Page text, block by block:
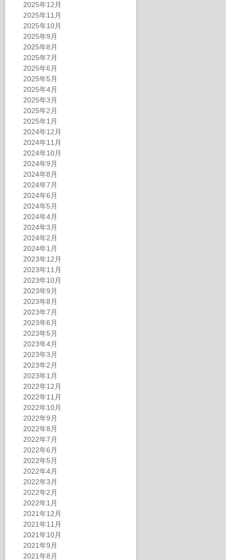
2025年12月
2025年11月
2025年10月
2025年9月
2025年8月
2025年7月
2025年6月
2025年5月
2025年4月
2025年3月
2025年2月
2025年1月
2024年12月
2024年11月
2024年10月
2024年9月
2024年8月
2024年7月
2024年6月
2024年5月
2024年4月
2024年3月
2024年2月
2024年1月
2023年12月
2023年11月
2023年10月
2023年9月
2023年8月
2023年7月
2023年6月
2023年5月
2023年4月
2023年3月
2023年2月
2023年1月
2022年12月
2022年11月
2022年10月
2022年9月
2022年8月
2022年7月
2022年6月
2022年5月
2022年4月
2022年3月
2022年2月
2022年1月
2021年12月
2021年11月
2021年10月
2021年9月
2021年8月